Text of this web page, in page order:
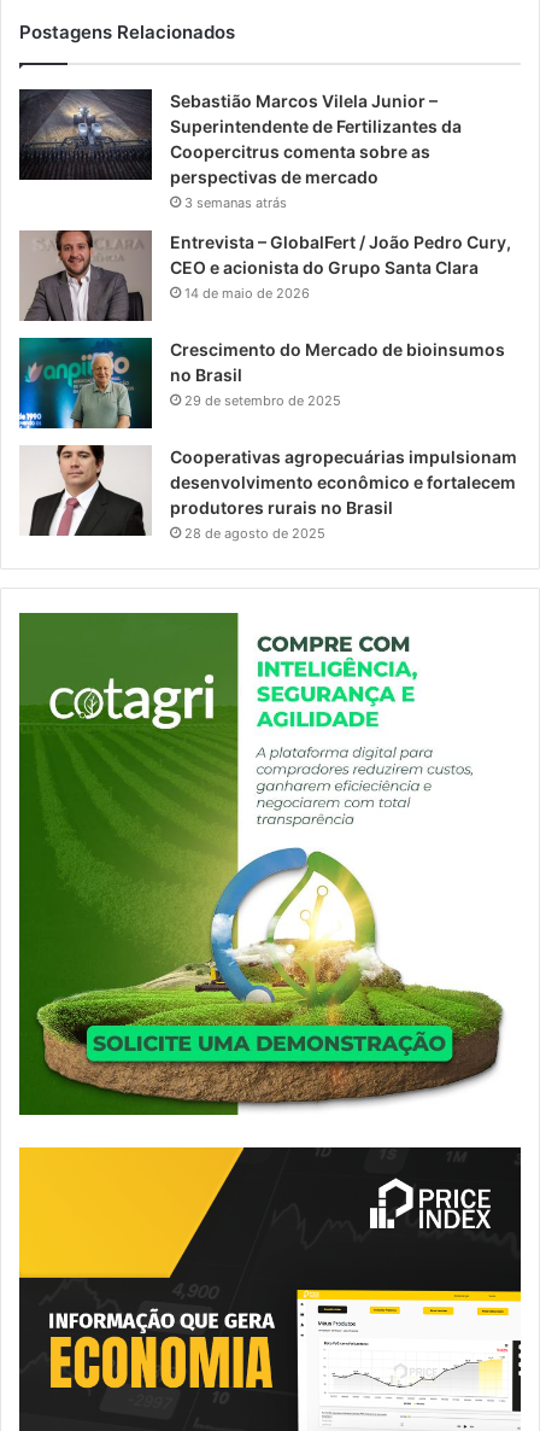
Postagens Relacionados
Sebastião Marcos Vilela Junior –
Superintendente de Fertilizantes da
Coopercitrus comenta sobre as
perspectivas de mercado
3 semanas atrás
Entrevista – GlobalFert / João Pedro Cury,
CEO e acionista do Grupo Santa Clara
14 de maio de 2026
Crescimento do Mercado de bioinsumos
no Brasil
29 de setembro de 2025
Cooperativas agropecuárias impulsionam
desenvolvimento econômico e fortalecem
produtores rurais no Brasil
28 de agosto de 2025